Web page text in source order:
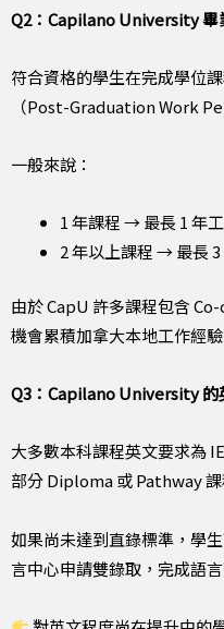
Q2：Capilano University 畢
符合資格的學生在完成學位
（Post-Graduation Work
一般來說：
1 年課程 → 最長 1 年
2 年以上課程 → 最長
由於 CapU 許多課程包含
機會累積加拿大本地工作經
Q3：Capilano University 的
大多數本科課程英文要求為
部分 Diploma 或 Pathway 課
如果尚未達到直錄標準，學
言中心申請雙錄取，完成語